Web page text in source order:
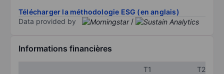
Télécharger la méthodologie ESG (en anglais)
Data provided by
/
Informations financières
T1
T2